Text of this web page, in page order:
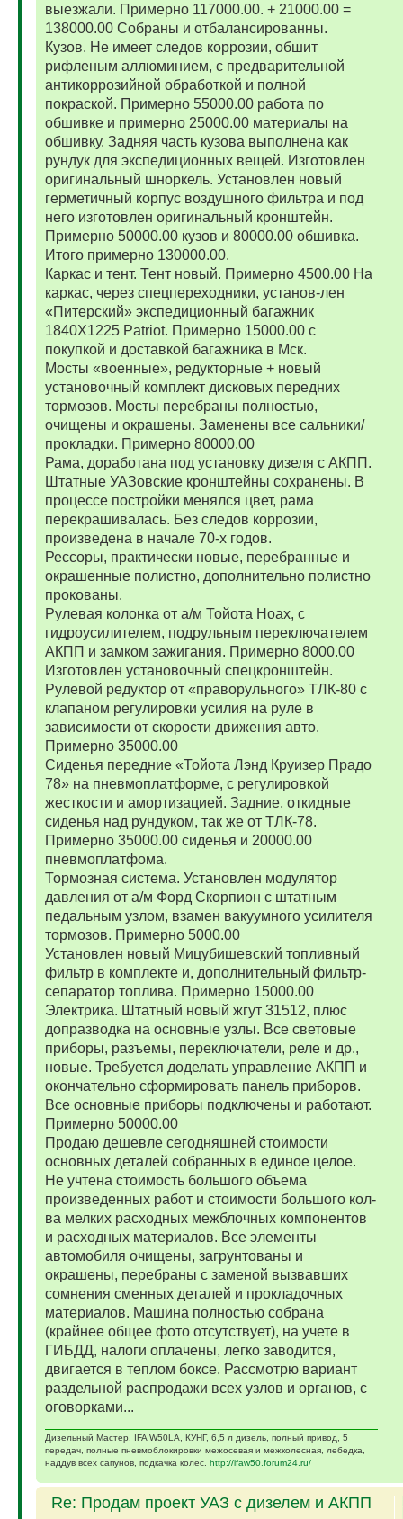
выезжали. Примерно 117000.00. + 21000.00 =
138000.00 Собраны и отбалансированны.
Кузов. Не имеет следов коррозии, обшит
рифленым аллюминием, с предварительной
антикоррозийной обработкой и полной
покраской. Примерно 55000.00 работа по
обшивке и примерно 25000.00 материалы на
обшивку. Задняя часть кузова выполнена как
рундук для экспедиционных вещей. Изготовлен
оригинальный шноркель. Установлен новый
герметичный корпус воздушного фильтра и под
него изготовлен оригинальный кронштейн.
Примерно 50000.00 кузов и 80000.00 обшивка.
Итого примерно 130000.00.
Каркас и тент. Тент новый. Примерно 4500.00 На
каркас, через спецпереходники, установ-лен
«Питерский» экспедиционный багажник
1840Х1225 Patriot. Примерно 15000.00 с
покупкой и доставкой багажника в Мск.
Мосты «военные», редукторные + новый
установочный комплект дисковых передних
тормозов. Мосты перебраны полностью,
очищены и окрашены. Заменены все сальники/
прокладки. Примерно 80000.00
Рама, доработана под установку дизеля с АКПП.
Штатные УАЗовские кронштейны сохранены. В
процессе постройки менялся цвет, рама
перекрашивалась. Без следов коррозии,
произведена в начале 70-х годов.
Рессоры, практически новые, перебранные и
окрашенные полистно, дополнительно полистно
прокованы.
Рулевая колонка от а/м Тойота Ноах, с
гидроусилителем, подрульным переключателем
АКПП и замком зажигания. Примерно 8000.00
Изготовлен установочный спецкронштейн.
Рулевой редуктор от «праворульного» ТЛК-80 с
клапаном регулировки усилия на руле в
зависимости от скорости движения авто.
Примерно 35000.00
Сиденья передние «Тойота Лэнд Круизер Прадо
78» на пневмоплатформе, с регулировкой
жесткости и амортизацией. Задние, откидные
сиденья над рундуком, так же от ТЛК-78.
Примерно 35000.00 сиденья и 20000.00
пневмоплатфома.
Тормозная система. Установлен модулятор
давления от а/м Форд Скорпион с штатным
педальным узлом, взамен вакуумного усилителя
тормозов. Примерно 5000.00
Установлен новый Мицубишевский топливный
фильтр в комплекте и, дополнительный фильтр-
сепаратор топлива. Примерно 15000.00
Электрика. Штатный новый жгут 31512, плюс
допразводка на основные узлы. Все световые
приборы, разъемы, переключатели, реле и др.,
новые. Требуется доделать управление АКПП и
окончательно сформировать панель приборов.
Все основные приборы подключены и работают.
Примерно 50000.00
Продаю дешевле сегодняшней стоимости
основных деталей собранных в единое целое.
Не учтена стоимость большого объема
произведенных работ и стоимости большого кол-
ва мелких расходных межблочных компонентов
и расходных материалов. Все элементы
автомобиля очищены, загрунтованы и
окрашены, перебраны с заменой вызвавших
сомнения сменных деталей и прокладочных
материалов. Машина полностью собрана
(крайнее общее фото отсутствует), на учете в
ГИБДД, налоги оплачены, легко заводится,
двигается в теплом боксе. Рассмотрю вариант
раздельной распродажи всех узлов и органов, с
оговорками...
Дизельный Мастер. IFA W50LA, КУНГ, 6,5 л дизель, полный привод, 5
передач, полные пневмоблокировки межосевая и межколесная, лебедка,
наддув всех сапунов, подкачка колес. http://ifaw50.forum24.ru/
Re: Продам проект УАЗ с дизелем и АКПП